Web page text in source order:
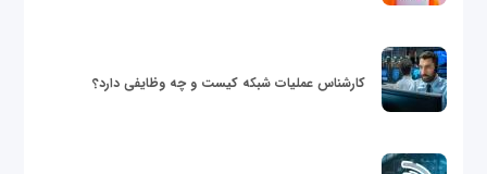
کارشناس عملیات شبکه کیست و چه وظایفی دارد؟